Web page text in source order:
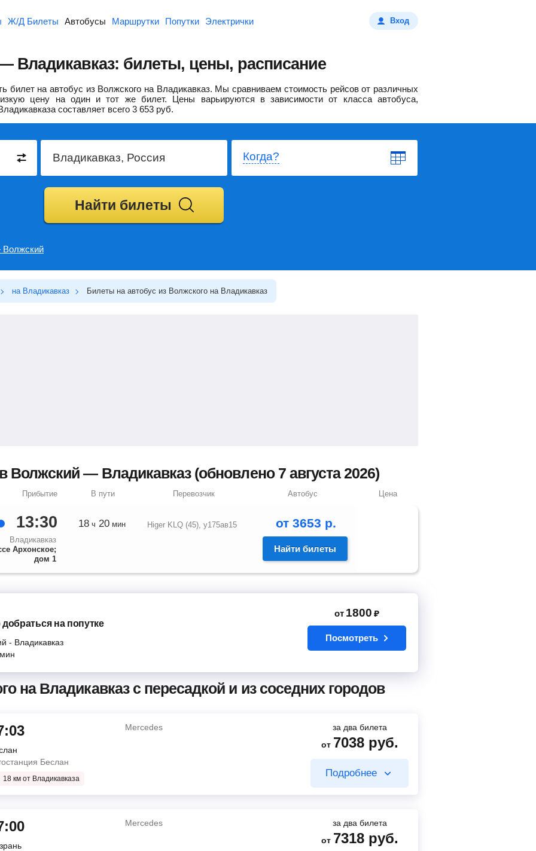
Ж/Д Билеты Автобусы Маршрутки Попутки Электрички Вход
Владикавказ: билеты, цены, расписание
билет на автобус из Волжского на Владикавказ. Мы сравниваем стоимость рейсов от различных
цену на один и тот же билет. Цены варьируются в зависимости от класса автобуса,
составляет всего 3 653 руб.
Когда?
Найти билеты
Волжский
на Владикавказ Билеты на автобус из Волжского на Владикавказ
Волжский — Владикавказ (обновлено 7 августа 2026)
Прибытие В пути Перевозчик Автобус Цена
13:30
Владикавказ
Архонское;
дом 1
18 ч 20 мин Higer KLQ (45), у175ав15 от 3653 р.
Найти билеты
на попутке
- Владикавказ
мин
от 1800 ₽
Посмотреть
на Владикавказ с пересадкой и из соседних городов
Беслан
18 км от Владикавказа
Mercedes
за два билета
от 7038 руб.
Подробнее
Mercedes
за два билета
от 7318 руб.